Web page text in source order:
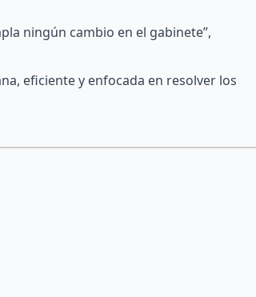
ningún cambio en el gabinete”,
eficiente y enfocada en resolver los